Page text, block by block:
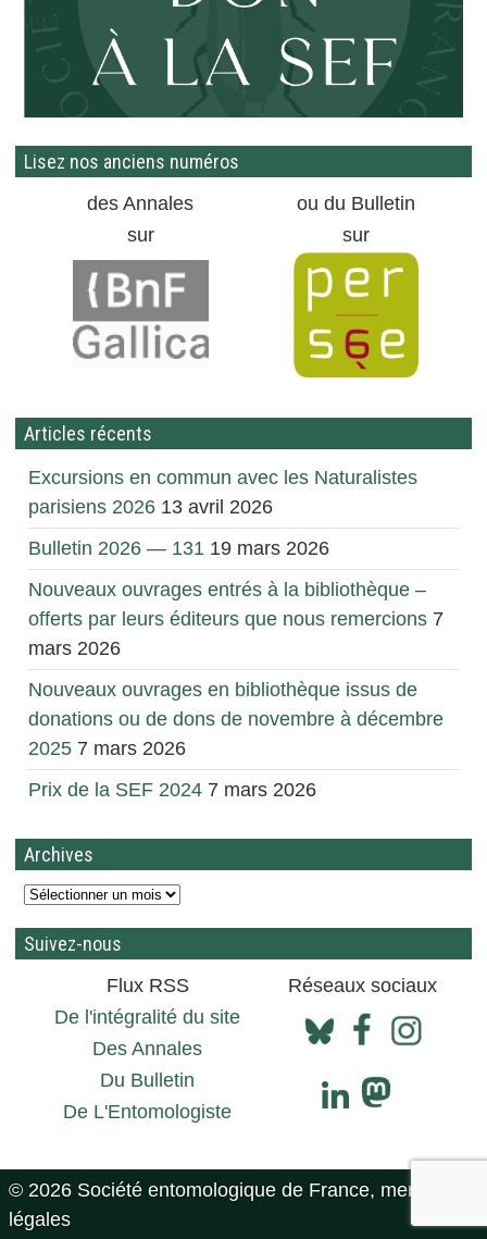
Lisez nos anciens numéros
des Annales
ou du Bulletin
sur
sur
Articles récents
Excursions en commun avec les Naturalistes
parisiens 2026 13 avril 2026
Bulletin 2026 — 131 19 mars 2026
Nouveaux ouvrages entrés à la bibliothèque –
offerts par leurs éditeurs que nous remercions 7
mars 2026
Nouveaux ouvrages en bibliothèque issus de
donations ou de dons de novembre à décembre
2025 7 mars 2026
Prix de la SEF 2024 7 mars 2026
Archives
Suivez-nous
Flux RSS
Réseaux sociaux
De l'intégralité du site
Des Annales
Du Bulletin
De L'Entomologiste
© 2026 Société entomologique de France, mentions
légales